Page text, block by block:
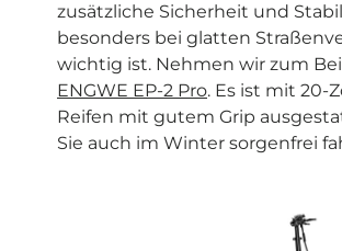
zusätzliche Sicherheit und
besonders bei glatten
wichtig ist. Nehmen wir zum
ENGWE EP-2 Pro. Es ist mit 20-
Reifen mit gutem Grip
Sie auch im Winter sorgenfrei